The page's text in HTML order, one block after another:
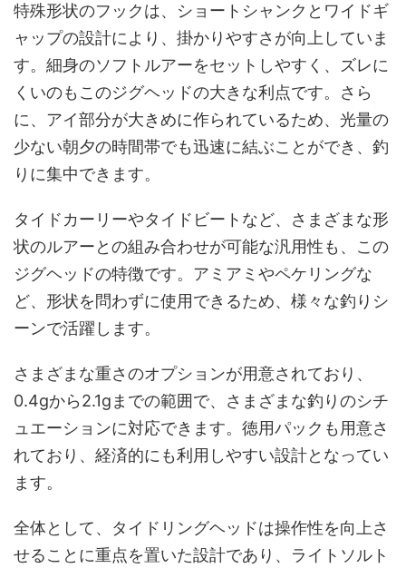
特殊形状のフックは、ショートシャンクとワイドギ
ャップの設計により、掛かりやすさが向上していま
す。細身のソフトルアーをセットしやすく、ズレに
くいのもこのジグヘッドの大きな利点です。さら
に、アイ部分が大きめに作られているため、光量の
少ない朝夕の時間帯でも迅速に結ぶことができ、釣
りに集中できます。
タイドカーリーやタイドビートなど、さまざまな形
状のルアーとの組み合わせが可能な汎用性も、この
ジグヘッドの特徴です。アミアミやペケリングな
ど、形状を問わずに使用できるため、様々な釣りシ
ーンで活躍します。
さまざまな重さのオプションが用意されており、
0.4gから2.1gまでの範囲で、さまざまな釣りのシチ
ュエーションに対応できます。徳用パックも用意さ
れており、経済的にも利用しやすい設計となってい
ます。
全体として、タイドリングヘッドは操作性を向上さ
せることに重点を置いた設計であり、ライトソルト